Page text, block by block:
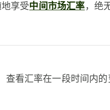
享受中间市场汇率，绝
查看汇率在一段时间内的